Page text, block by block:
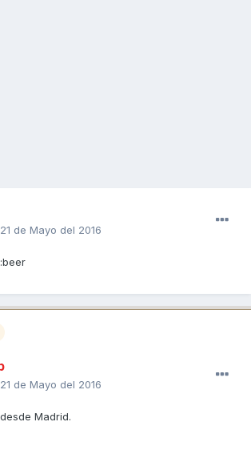
21 de Mayo del 2016
21 de Mayo del 2016
Madrid.